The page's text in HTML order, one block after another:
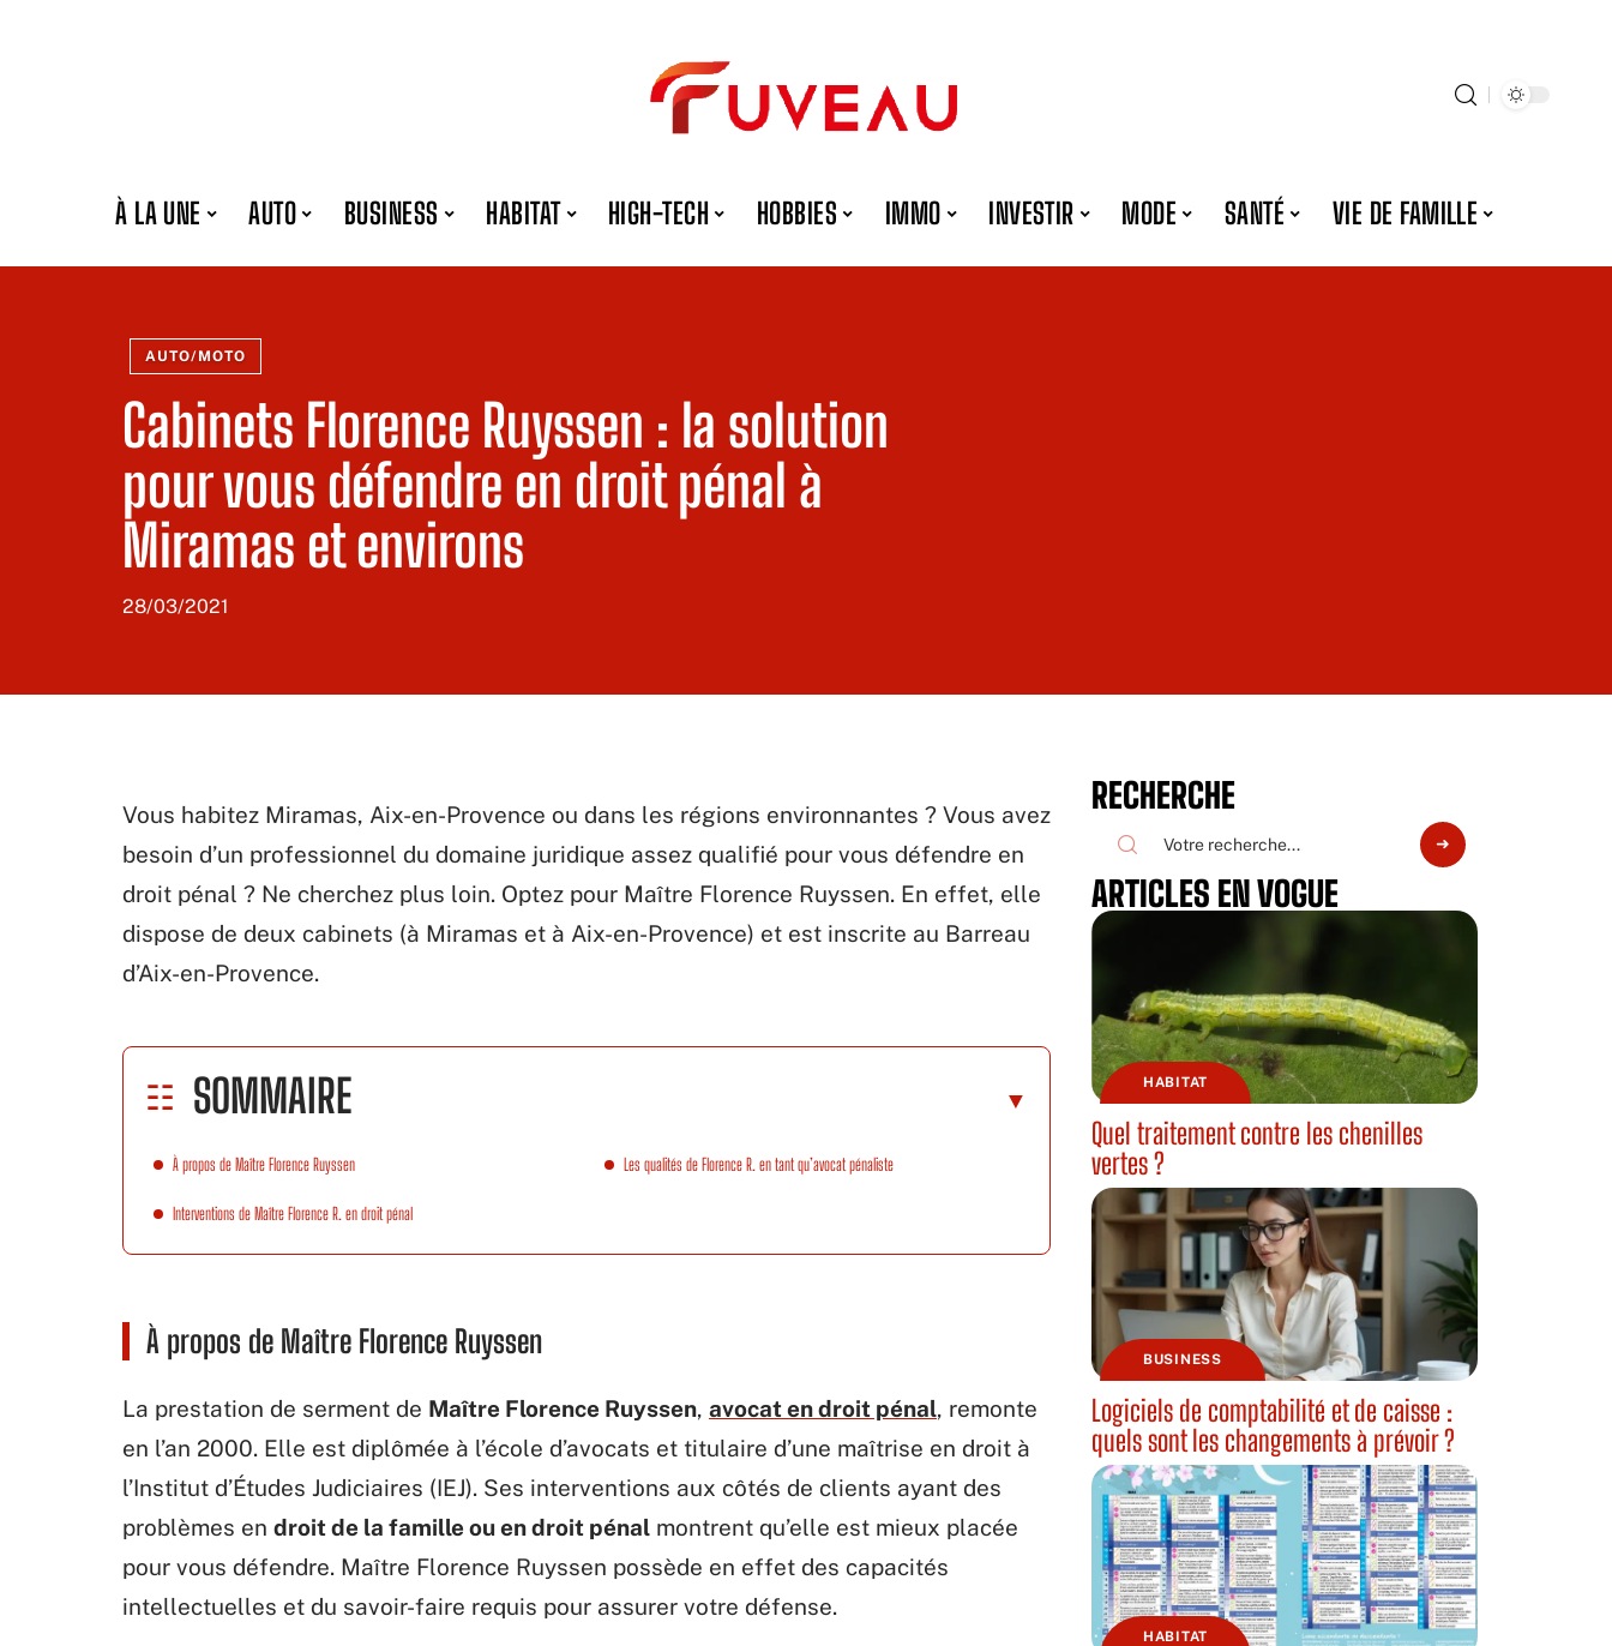
À LA UNE AUTO BUSINESS HABITAT HIGH-TECH HOBBIES IMMO INVESTIR MODE SANTÉ VIE DE FAMILLE
AUTO/MOTO
Cabinets Florence Ruyssen : la solution
pour vous défendre en droit pénal à
Miramas et environs
28/03/2021
Vous habitez Miramas, Aix-en-Provence ou dans les régions environnantes ? Vous avez
besoin d’un professionnel du domaine juridique assez qualifié pour vous défendre en
droit pénal ? Ne cherchez plus loin. Optez pour Maître Florence Ruyssen. En effet, elle
dispose de deux cabinets (à Miramas et à Aix-en-Provence) et est inscrite au Barreau
d’Aix-en-Provence.
SOMMAIRE
À propos de Maître Florence Ruyssen
Interventions de Maître Florence R. en droit pénal
Les qualités de Florence R. en tant qu’avocat pénaliste
À propos de Maître Florence Ruyssen
La prestation de serment de Maître Florence Ruyssen, avocat en droit pénal, remonte
en l’an 2000. Elle est diplômée à l’école d’avocats et titulaire d’une maîtrise en droit à
l’Institut d’Études Judiciaires (IEJ). Ses interventions aux côtés de clients ayant des
problèmes en droit de la famille ou en droit pénal montrent qu’elle est mieux placée
pour vous défendre. Maître Florence Ruyssen possède en effet des capacités
intellectuelles et du savoir-faire requis pour assurer votre défense.
RECHERCHE
ARTICLES EN VOGUE
HABITAT
Quel traitement contre les chenilles
vertes ?
BUSINESS
Logiciels de comptabilité et de caisse :
quels sont les changements à prévoir ?
HABITAT